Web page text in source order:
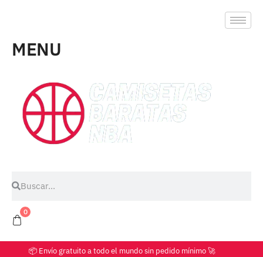
MENU
0
📦 Envío gratuito a todo el mundo sin pedido mínimo 🚀